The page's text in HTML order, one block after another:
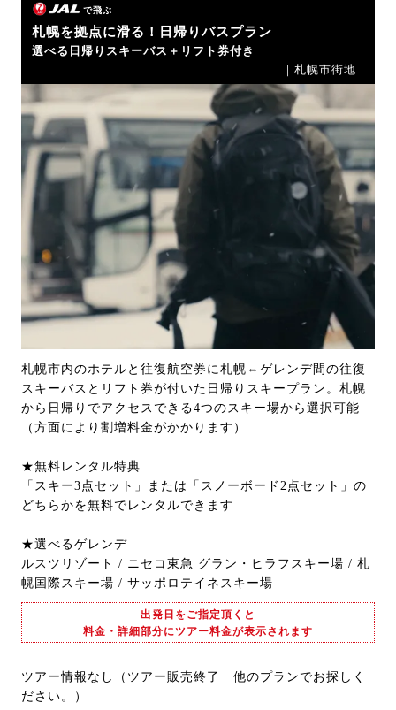
で飛ぶ
札幌を拠点に滑る！日帰りバスプラン
選べる日帰りスキーバス＋リフト券付き
｜札幌市街地｜
札幌市内のホテルと往復航空券に札幌⇔ゲレンデ間の往復
スキーバスとリフト券が付いた日帰りスキープラン。札幌
から日帰りでアクセスできる4つのスキー場から選択可能
（方面により割増料金がかかります）
★無料レンタル特典
「スキー3点セット」または「スノーボード2点セット」の
どちらかを無料でレンタルできます
★選べるゲレンデ
ルスツリゾート / ニセコ東急 グラン・ヒラフスキー場 / 札
幌国際スキー場 / サッポロテイネスキー場
出発日をご指定頂くと
料金・詳細部分にツアー料金が表示されます
ツアー情報なし（ツアー販売終了 他のプランでお探しく
ださい。）